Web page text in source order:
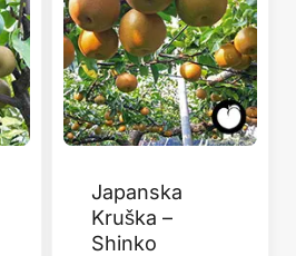
Japanska
Kruška –
Shinko